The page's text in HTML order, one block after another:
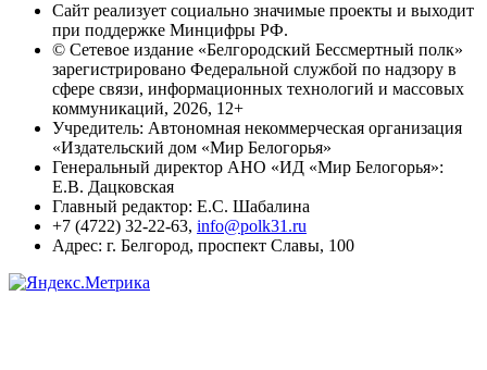
Сайт реализует социально значимые проекты и выходит
при поддержке Минцифры РФ.
© Сетевое издание «Белгородский Бессмертный полк»
зарегистрировано Федеральной службой по надзору в
сфере связи, информационных технологий и массовых
коммуникаций, 2026, 12+
Учредитель: Автономная некоммерческая организация
«Издательский дом «Мир Белогорья»
Генеральный директор АНО «ИД «Мир Белогорья»:
Е.В. Дацковская
Главный редактор: Е.С. Шабалина
+7 (4722) 32-22-63, info@polk31.ru
Адрес: г. Белгород, проспект Славы, 100